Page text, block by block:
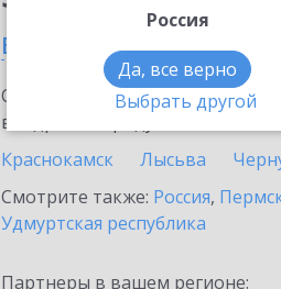
Россия
Да, все верно
Выбрать другой
в Верещагино
Ознакомьтесь с
внедрение продукта.
Краснокамск
Лысьва
Смотрите также: Россия,
Удмуртская республика
Партнеры в вашем регионе: